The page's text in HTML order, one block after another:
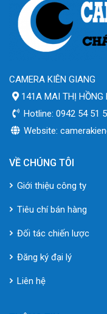
CAMERA KIÊN GIANG
141A MAI THỊ HỒNG
Hotline: 0942 54 51
Website:
VỀ CHÚNG TÔI
Giới thiệu công ty
Tiêu chí bán hàng
Đối tác chiến lược
Đăng ký đại lý
Liên hệ